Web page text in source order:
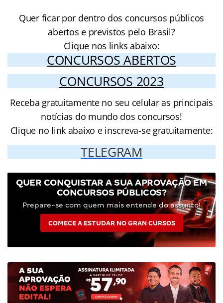
Quer ficar por dentro dos concursos públicos
abertos e previstos pelo Brasil?
Clique nos links abaixo:
CONCURSOS ABERTOS
CONCURSOS 2023
Receba gratuitamente no seu celular as principais
notícias do mundo dos concursos!
Clique no link abaixo e inscreva-se gratuitamente:
TELEGRAM
QUER CONQUISTAR A SUA APROVAÇÃO EM
CONCURSOS PÚBLICOS?
Prepare-se com quem mais entende do assunto!
COMECE A ESTUDAR NO GRAN CURSOS